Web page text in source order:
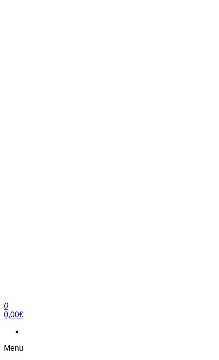
clubdial.fr
Tout est clair sur clubdial.fr !
0
0,00€
Menu